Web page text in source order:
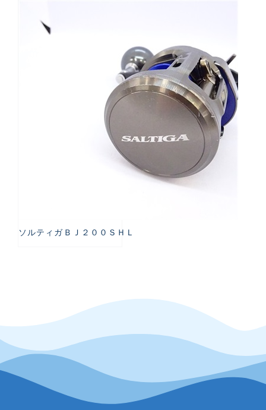
ソルティガＢＪ２００ＳＨＬ